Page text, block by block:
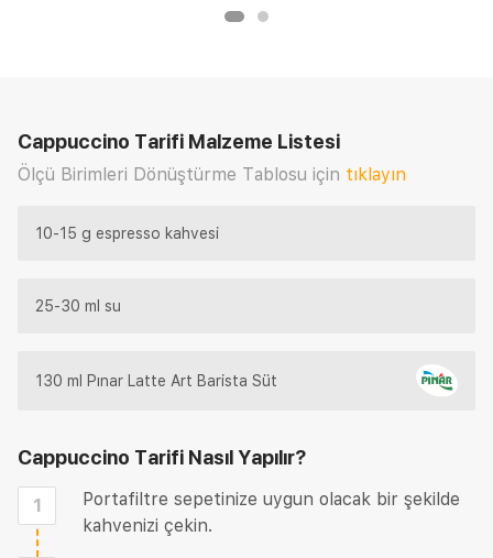
Cappuccino Tarifi Malzeme Listesi
Ölçü Birimleri Dönüştürme Tablosu için tıklayın
10-15 g espresso kahvesi
25-30 ml su
130 ml Pınar Latte Art Barista Süt
Cappuccino Tarifi Nasıl Yapılır?
1
Portafiltre sepetinize uygun olacak bir şekilde
kahvenizi çekin.